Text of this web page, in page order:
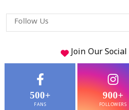
Follow Us
Join Our Social
500+
FANS
900+
FOLLOWERS